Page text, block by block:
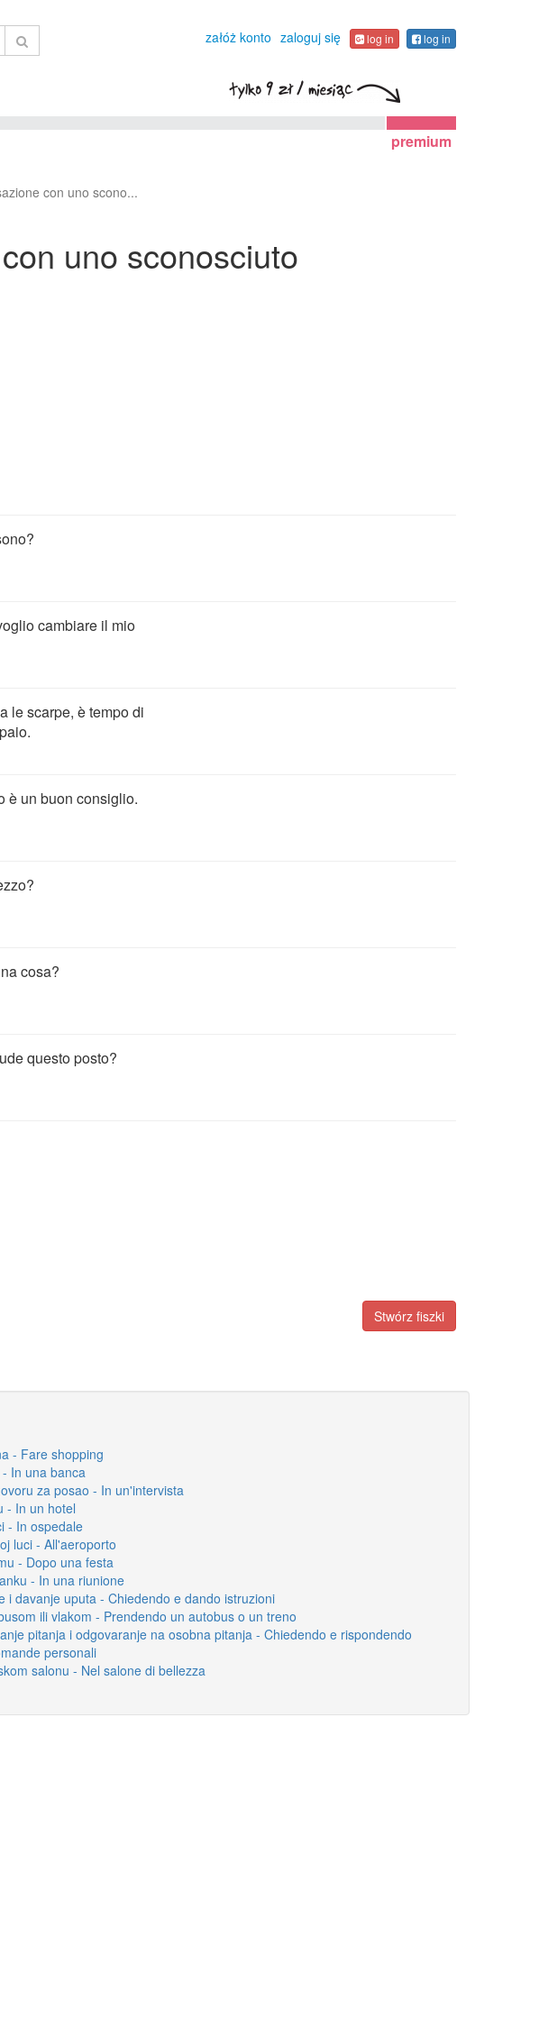
załóż konto zaloguj się log in log in
premium
con uno scono...
uno sconosciuto
cambiare il mio
le scarpe, è tempo di
è un buon consiglio.
cosa?
questo posto?
Stwórz fiszki
- Fare shopping
In una banca
za posao - In un'intervista
- In un hotel
- In ospedale
luci - All'aeroporto
- Dopo una festa
- In una riunione
i davanje uputa - Chiedendo e dando istruzioni
ili vlakom - Prendendo un autobus o un treno
pitanja i odgovaranje na osobna pitanja - Chiedendo e rispondendo
personali
salonu - Nel salone di bellezza